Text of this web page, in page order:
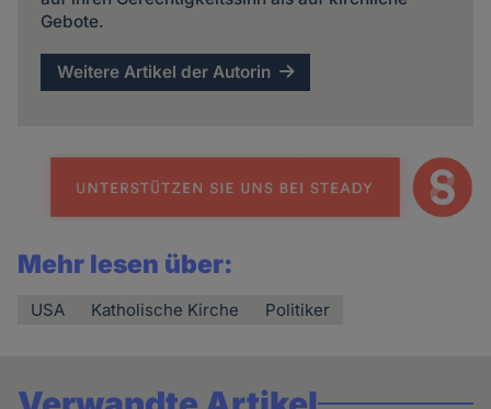
Gebote.
Weitere Artikel der Autorin
Mehr lesen über:
USA Katholische Kirche Politiker